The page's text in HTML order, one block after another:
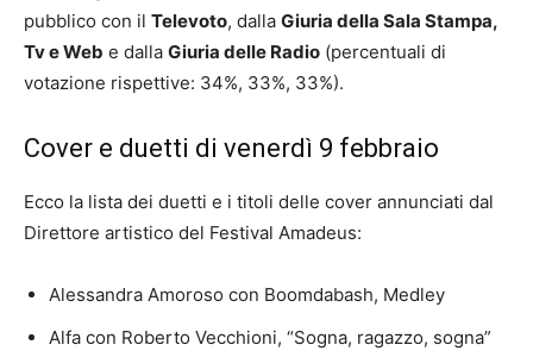
pubblico con il Televoto, dalla Giuria della Sala Stampa,
Tv e Web e dalla Giuria delle Radio (percentuali di
votazione rispettive: 34%, 33%, 33%).
Cover e duetti di venerdì 9 febbraio
Ecco la lista dei duetti e i titoli delle cover annunciati dal
Direttore artistico del Festival Amadeus:
Alessandra Amoroso con Boomdabash, Medley
Alfa con Roberto Vecchioni, “Sogna, ragazzo, sogna”